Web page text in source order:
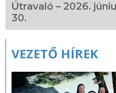
Útravaló – 2026.
30.
VEZETŐ HÍREK